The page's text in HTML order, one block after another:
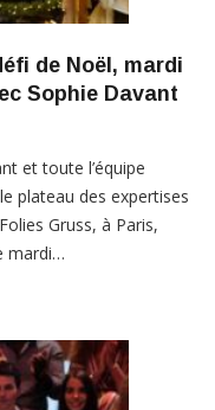
de Noël, mardi
Sophie Davant
et toute l’équipe
plateau des expertises
Gruss, à Paris,
mardi…